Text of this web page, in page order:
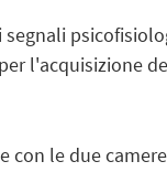
l'acquisizione
con le due